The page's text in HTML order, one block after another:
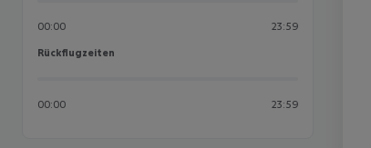
00:00 23:59
Rückflugzeiten
Rückflugzeiten
00:00 23:59